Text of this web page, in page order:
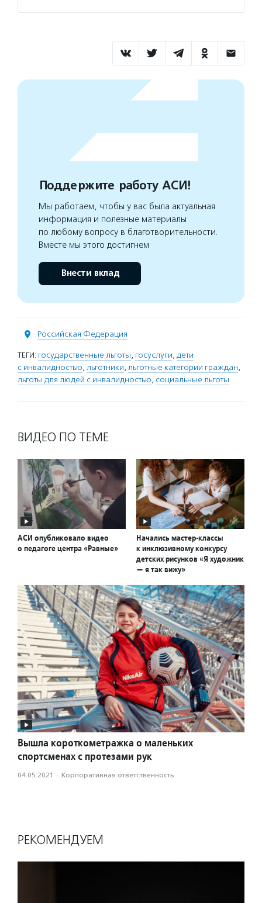
Поддержите работу АСИ!
Мы работаем, чтобы у вас была актуальная
информация и полезные материалы
по любому вопросу в благотворительности.
Вместе мы этого достигнем
Внести вклад
Российская Федерация
ТЕГИ: государственные льготы, госуслуги, дети
с инвалидностью, льготники, льготные категории граждан,
льготы для людей с инвалидностью, социальные льготы
ВИДЕО ПО ТЕМЕ
АСИ опубликовало видео
о педагоге центра «Равные»
Начались мастер-классы
к инклюзивному конкурсу
детских рисунков «Я художник
— я так вижу»
Вышла короткометражка о маленьких
спортсменах с протезами рук
04.05.2021 · Корпоративная ответственность
РЕКОМЕНДУЕМ